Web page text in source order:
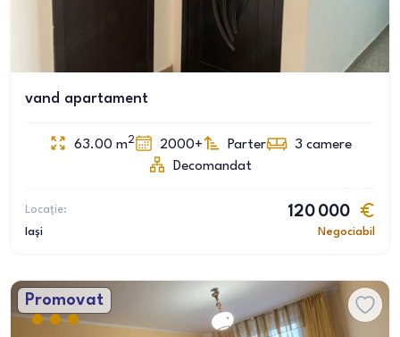
vand apartament
63.00 m2 2000+ Parter 3 camere
Decomandat
Locație:
Iași
120 000
Negociabil
Promovat